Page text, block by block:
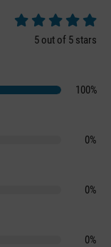
Average rating of
5 out of 5 stars
100%
0%
0%
0%